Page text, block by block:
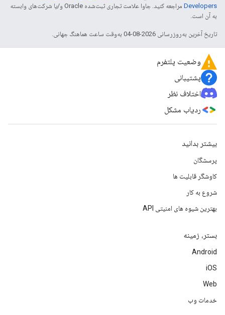
Developers‏
مراجعه کنید. جاوا علامت تجاری ثبت‌شده Oracle و/یا شرکت‌های وابسته
به آن است.
تاریخ آخرین به‌روزرسانی 2026-08-04 به‌وقت ساعت هماهنگ جهانی.
وضعیت پلتفرم
پشتیبانی
اختلاف نظر
ردیاب مشکل
بیشتر بدانید
پرسشگان
کاوشگر قابلیت ها
شروع به کار
بهترین شیوه های امنیتی API
بستر، زمینه
Android
iOS
Web
خدمات وب